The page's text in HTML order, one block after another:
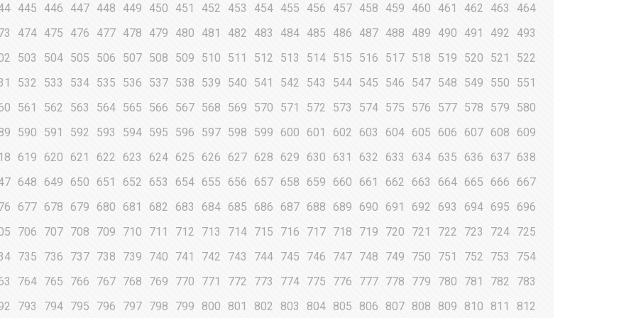
445 446 447 448 449 450 451 452 453 454 455 456 457 458 459 460 461 462 463
464
474 475 476 477 478 479 480 481 482 483 484 485 486 487 488 489 490 491 492
493
503 504 505 506 507 508 509 510 511 512 513 514 515 516 517 518 519 520 521
522
532 533 534 535 536 537 538 539 540 541 542 543 544 545 546 547 548 549 550
551
561 562 563 564 565 566 567 568 569 570 571 572 573 574 575 576 577 578 579
580
590 591 592 593 594 595 596 597 598 599 600 601 602 603 604 605 606 607 608
609
619 620 621 622 623 624 625 626 627 628 629 630 631 632 633 634 635 636 637 638
648 649 650 651 652 653 654 655 656 657 658 659 660 661 662 663 664 665 666
667
677 678 679 680 681 682 683 684 685 686 687 688 689 690 691 692 693 694 695
696
706 707 708 709 710 711 712 713 714 715 716 717 718 719 720 721 722 723 724 725
735 736 737 738 739 740 741 742 743 744 745 746 747 748 749 750 751 752 753
754
764 765 766 767 768 769 770 771 772 773 774 775 776 777 778 779 780 781 782
783
793 794 795 796 797 798 799 800 801 802 803 804 805 806 807 808 809 810 811 812